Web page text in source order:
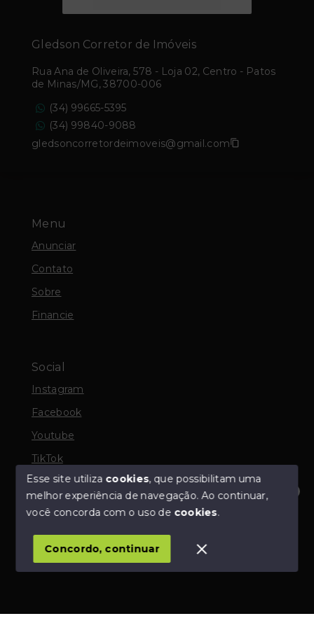
Fale comigo agora e encontre seu imóvel.
Menu
Anunciar
Contato
Sobre
Financie
Social
Instagram
Facebook
Youtube
TikTok
© Copyright 2026 - Gledson Corretor de Imóveis -
SITE PARA IMOBILIARIA
Gledson Corretor de Imóveis
Rua Ana de Oliveira, 578 - Loja 02, Centro - Patos
de Minas/MG, 38700-006
(34) 99665-5395
(34) 99840-9088
gledsoncorretordeimoveis@gmail.com
Esse site utiliza cookies, que possibilitam uma
melhor experiência de navegação.Ao continuar,
você concorda com o uso de cookies.
Concordo, continuar